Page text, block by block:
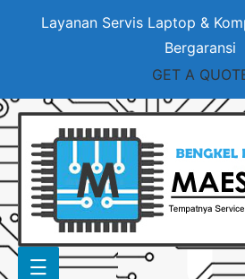
Layanan Servis Laptop &
Bergaransi
GET A